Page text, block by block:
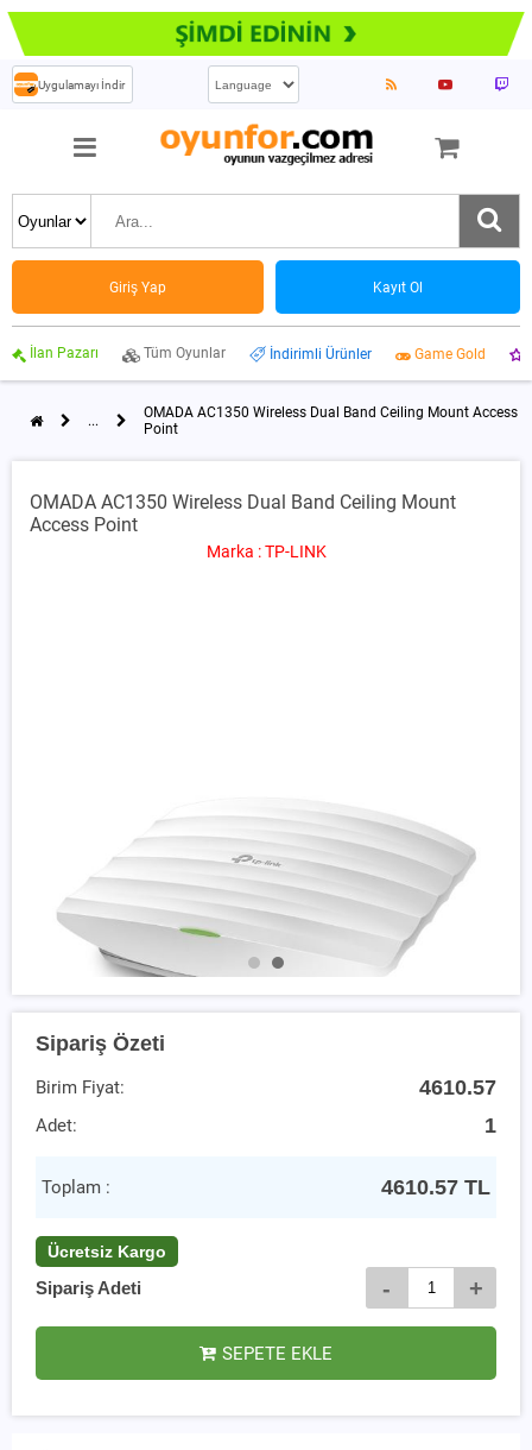
Uygulamayı İndir
Giriş Yap Kayıt Ol
İlan Pazarı Tüm Oyunlar İndirimli Ürünler Game Gold
...
OMADA AC1350 Wireless Dual Band Ceiling Mount Access
Point
OMADA AC1350 Wireless Dual Band Ceiling Mount
Access Point
Marka : TP-LINK
Sipariş Özeti
Birim Fiyat: 4610.57
Adet: 1
Toplam : 4610.57 TL
Ücretsiz Kargo
Sipariş Adeti - +
SEPETE EKLE